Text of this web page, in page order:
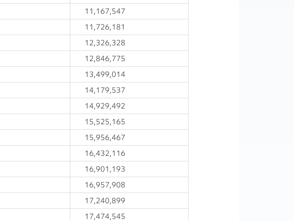
11,167,547
11,726,181
12,326,328
12,846,775
13,499,014
14,179,537
14,929,492
15,525,165
15,956,467
16,432,116
16,901,193
16,957,908
17,240,899
17,474,545